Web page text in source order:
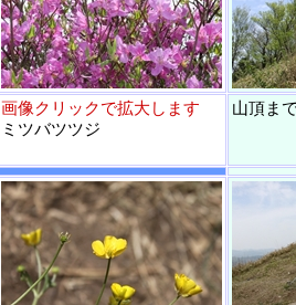
画像クリックで拡大します
ミツバツツジ
山頂ま